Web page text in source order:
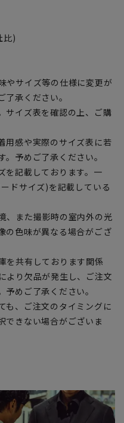
比)
やサイズ等の仕様に変更が
承ください。
サイズ表を確認の上、ご購
用感や実際のサイズ表に若
予めご了承ください。
を記載しております。一
ドサイズ)を記載している
、また撮影時の室内外の光
の色味が異なる場合がござ
を共有しております関係
より欠品が発生し、ご注文
めご了承ください。
、ご注文のタイミングに
できない場合がございま